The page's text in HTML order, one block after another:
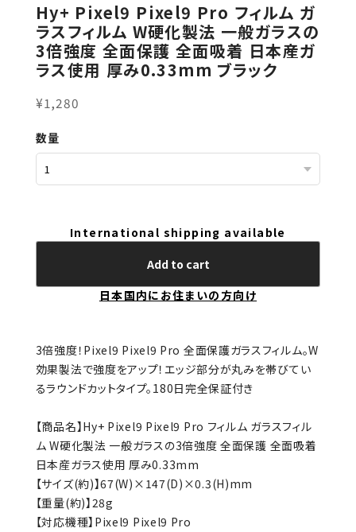
Hy+ Pixel9 Pixel9 Pro フィルム ガ
ラスフィルム W硬化製法 一般ガラスの
3倍強度 全面保護 全面吸着 日本産ガ
ラス使用 厚み0.33mm ブラック
¥1,280
数量
International shipping available
Add to cart
日本国内にお住まいの方向け
3倍強度！Pixel9 Pixel9 Pro 全面保護ガラスフィルム。W
効果製法で強度をアップ！エッジ部分が丸みを帯びてい
るラウンドカットタイプ。180日完全保証付き
【商品名】Hy+ Pixel9 Pixel9 Pro フィルム ガラスフィル
ム W硬化製法 一般ガラスの3倍強度 全面保護 全面吸着
日本産ガラス使用 厚み0.33mm
【サイズ(約)】67(W)×147(D)×0.3(H)mm
【重量(約)】28g
【対応機種】Pixel9 Pixel9 Pro